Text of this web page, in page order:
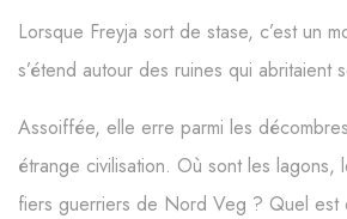
Lorsque Freyja sort de stase, c’est un
s’étend autour des ruines qui abritaient
Assoiffée, elle erre parmi les
étrange civilisation. Où sont les lagons,
fiers guerriers de Nord Veg ? Quel est